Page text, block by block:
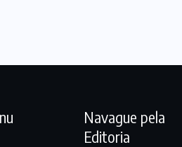
Navague pela
Editoria